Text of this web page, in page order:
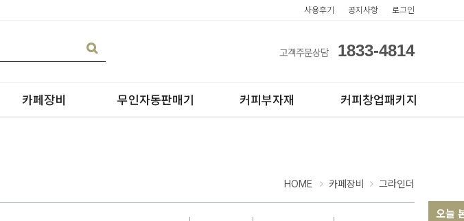
사용후기 공지사항 로그인
고객주문상담 1833-4814
카페장비 무인자동판매기 커피부자재 커피창업패키지
오늘
HOME 카페장비 그라인더